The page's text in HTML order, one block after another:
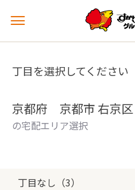
メ
ュ
を
丁目を選択してください
京都府 京都市 右京
の宅配エリア選択
丁目なし（3）